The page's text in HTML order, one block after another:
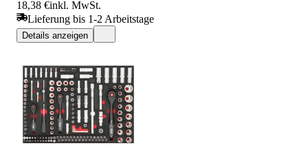
18,38 €inkl. MwSt.
Lieferung bis 1-2 Arbeitstage
Details anzeigen